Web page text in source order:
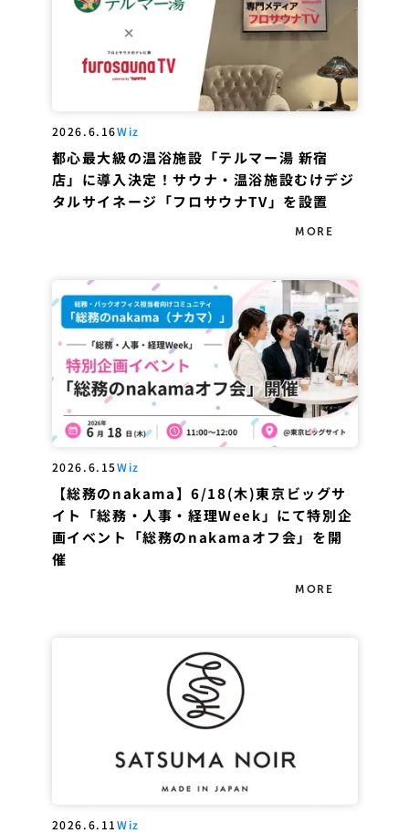
2026.6.16Wiz
都心最大級の温浴施設「テルマー湯 新宿
店」に導入決定！サウナ・温浴施設むけデジ
タルサイネージ「フロサウナTV」を設置
MORE
2026.6.15Wiz
【総務のnakama】6/18(木)東京ビッグサ
イト「総務・人事・経理Week」にて特別企
画イベント「総務のnakamaオフ会」を開
催
MORE
2026.6.11Wiz